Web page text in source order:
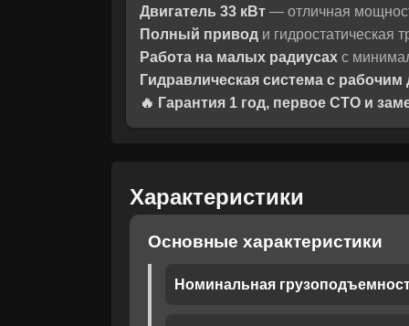
Двигатель 33 кВт — отличная
Полный привод и гидростатическая
Работа на малых радиусах с
Гидравлическая система с
🔥 Гарантия 1 год, первое СТО и
Характеристики
Основные характеристики
Номинальная